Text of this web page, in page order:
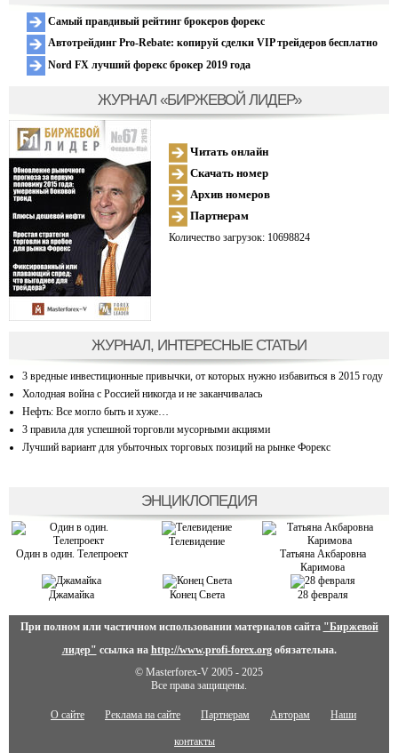
Самый правдивый рейтинг брокеров форекс
Автотрейдинг Pro-Rebate: копируй сделки VIP трейдеров бесплатно
Nord FX лучший форекс брокер 2019 года
ЖУРНАЛ «БИРЖЕВОЙ ЛИДЕР»
Читать онлайн
Скачать номер
Архив номеров
Партнерам
Количество загрузок: 10698824
ЖУРНАЛ, ИНТЕРЕСНЫЕ СТАТЬИ
3 вредные инвестиционные привычки, от которых нужно избавиться в 2015 году
Холодная война с Россией никогда и не заканчивалась
Нефть: Все могло быть и хуже…
3 правила для успешной торговли мусорными акциями
Лучший вариант для убыточных торговых позиций на рынке Форекс
ЭНЦИКЛОПЕДИЯ
Один в один. Телепроект
Телевидение
Татьяна Акбаровна
Каримова
Джамайка Конец Света 28 февраля
При полном или частичном использовании материалов сайта "Биржевой
лидер" ссылка на http://www.profi-forex.orgобязательна.
© Masterforex-V 2005 - 2025
Все права защищены.
О сайте Реклама на сайте Партнерам Авторам Наши
контакты